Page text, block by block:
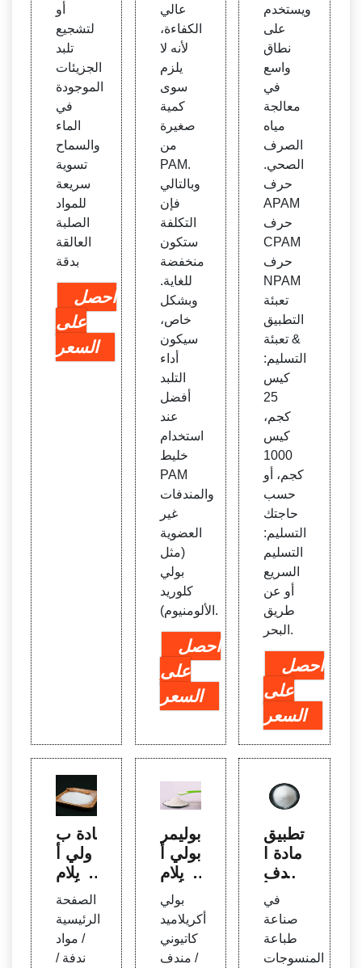
أو
لتشجيع
تلبد
الجزيئات
الموجودة
في
الماء
والسماح
تسوية
سريعة
للمواد
الصلبة
العالقة
بدقة
احصل
على
السعر
عالي
الكفاءة،
لأنه لا
يلزم
سوى
كمية
صغيرة
من
PAM.
وبالتالي
فإن
التكلفة
ستكون
منخفضة
للغاية.
وبشكل
خاص،
سيكون
أداء
التلبد
أفضل
عند
استخدام
خليط
PAM
والمندفات
غير
العضوية
(مثل
بولي
كلوريد
الألومنيوم).
احصل
على
السعر
ويستخدم
على
نطاق
واسع
في
معالجة
مياه
الصرف
الصحي.
حرف
APAM
حرف
CPAM
حرف
NPAM
تعبئة
التطبيق
& تعبئة
التسليم:
كيس
25
كجم،
كيس
1000
كجم، أو
حسب
حاجتك
التسليم:
التسليم
السريع
أو عن
طريق
البحر.
احصل
على
السعر
مادة ب
ولي أ
كريلام
يد أنيو
AM لل
حمأة
الصفحة
الرئيسية
/ مواد
ندفة /
بوليمر
بولي أ
كريلام
يد أنيو
ني P
AM ك
اتيوني
بولي
أكريلاميد
كاتيوني
/ مندف
تطبيق
مادة ا
لندف
بولي أ
كريلام
M في
في
صناعة
طباعة
المنسوجات